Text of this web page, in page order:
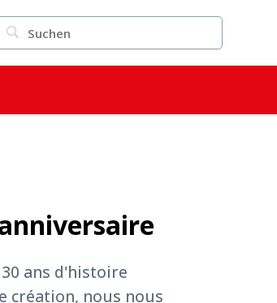
ans d'histoire
création, nous nous